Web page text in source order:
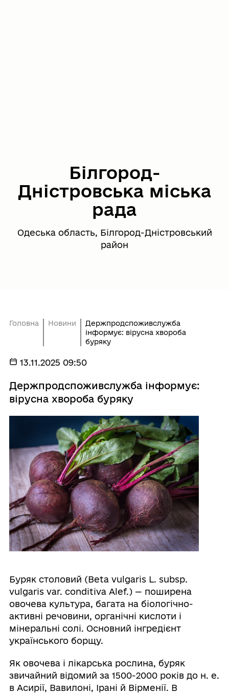
Білгород-
Дністровська міська
рада
Одеська область, Білгород-Дністровський
район
Головна Новини
Держпродспоживслужба
інформує: вірусна хвороба
буряку
13.11.2025 09:50
Держпродспоживслужба інформує:
вірусна хвороба буряку
Буряк столовий (Beta vulgaris L. subsp.
vulgaris var. conditiva Alef.) — поширена
овочева культура, багата на біологічно-
активні речовини, органічні кислоти і
мінеральні солі. Основний інгредієнт
українського борщу.
Як овочева і лікарська рослина, буряк
звичайний відомий за 1500-2000 років до н. е.
в Асирії, Вавилоні, Ірані й Вірменії. В